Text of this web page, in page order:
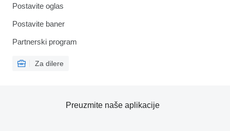
Postavite oglas
Postavite baner
Partnerski program
Za dilere
Preuzmite naše aplikacije